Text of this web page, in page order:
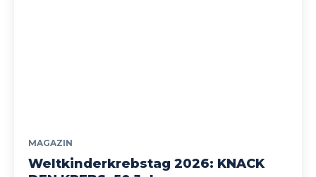
MAGAZIN
Weltkinderkrebstag 2026: KNACK